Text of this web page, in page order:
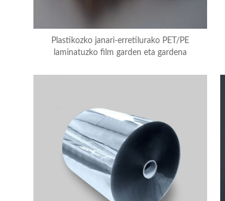
Plastikozko janari-erretilurako PET/PE
laminatuzko film garden eta gardena